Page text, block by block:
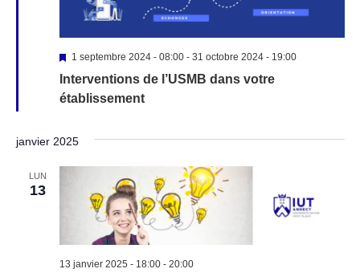
Interventions de l’USMB dans votre
établissement
Mis
avant
1 septembre 2024 - 08:00- 31 octobre 2024 - 19:00
janvier 2025
LUN
13
13 janvier 2025 - 18:00- 20:00